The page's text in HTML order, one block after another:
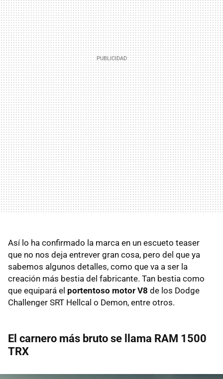
Así lo ha confirmado la marca en un escueto teaser
que no nos deja entrever gran cosa, pero del que ya
sabemos algunos detalles, como que va a ser la
creación más bestia del fabricante. Tan bestia como
que equipará el portentoso motor V8 de los Dodge
Challenger SRT Hellcal o Demon, entre otros.
El carnero más bruto se llama RAM 1500
TRX